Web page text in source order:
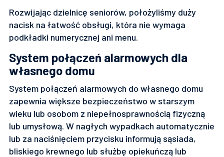
Rozwijając dzielnicę seniorów, położyliśmy duży
nacisk na łatwość obsługi, która nie wymaga
podkładki numerycznej ani menu.
System połączeń alarmowych dla
własnego domu
System połączeń alarmowych do własnego domu
zapewnia większe bezpieczeństwo w starszym
wieku lub osobom z niepełnosprawnością fizyczną
lub umysłową. W nagłych wypadkach automatycznie
lub za naciśnięciem przycisku informują sąsiada,
bliskiego krewnego lub służbę opiekuńczą lub